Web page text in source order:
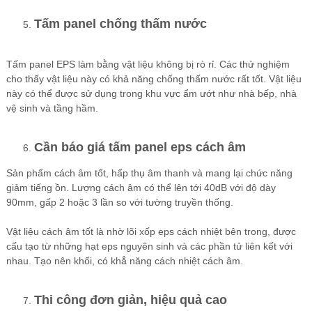
Tấm panel chống thấm nước
Tấm panel EPS làm bằng vật liệu không bị rò rỉ. Các thử nghiệm
cho thấy vật liệu này có khả năng chống thấm nước rất tốt. Vật liệu
này có thể được sử dụng trong khu vực ẩm ướt như nhà bếp, nhà
vệ sinh và tầng hầm.
Cần báo giá tấm panel eps cách âm
Sản phẩm cách âm tốt, hấp thụ âm thanh và mang lại chức năng
giảm tiếng ồn. Lượng cách âm có thể lên tới 40dB với độ dày
90mm, gấp 2 hoặc 3 lần so với tường truyền thống.
Vật liệu cách âm tốt là nhờ lõi xốp eps cách nhiệt bên trong, được
cấu tạo từ những hạt eps nguyên sinh và các phần tử liên kết với
nhau. Tạo nên khối, có khẳ năng cách nhiệt cách âm.
Thi công đơn giản, hiệu quả cao